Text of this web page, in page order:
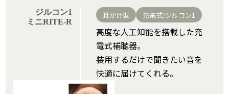
ジルコン1
ミニRITE-R
耳かけ型 充電式/ジルコン1
高度な人工知能を搭載した充
電式補聴器。
装用するだけで聞きたい音を
快適に届けてくれる。